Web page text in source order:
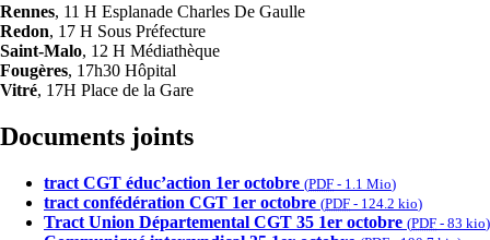
Rennes, 11 H Esplanade Charles De Gaulle
Redon, 17 H Sous Préfecture
Saint-Malo, 12 H Médiathèque
Fougères, 17h30 Hôpital
Vitré, 17H Place de la Gare
Documents joints
tract CGT éduc’action 1er octobre (PDF - 1.1 Mio)
tract confédération CGT 1er octobre (PDF - 124.2 kio)
Tract Union Départemental CGT 35 1er octobre (PDF - 83 kio)